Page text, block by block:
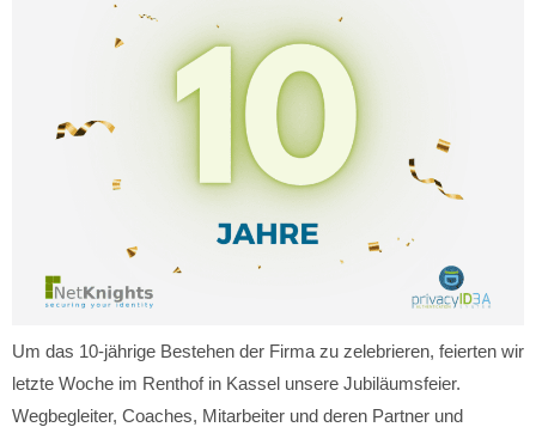
Um das 10-jährige Bestehen der Firma zu zelebrieren, feierten wir
letzte Woche im Renthof in Kassel unsere Jubiläumsfeier.
Wegbegleiter, Coaches, Mitarbeiter und deren Partner und